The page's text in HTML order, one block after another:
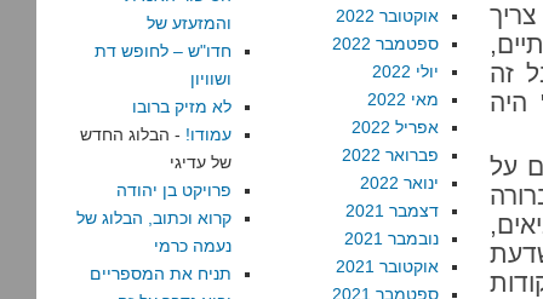
זה
היה
על
אוקטובר 2022
ספטמבר 2022
יולי 2022
מאי 2022
אפריל 2022
פברואר 2022
ינואר 2022
דצמבר 2021
נובמבר 2021
אוקטובר 2021
ספטמבר 2021
והמזעזע של
חדו"ש – לחופש דת
ושוויון
לא מזיק ברובו
עמודו! - הבלוג החדש
של עדיגי
פרויקט בן יהודה
קרוא וכתוב, הבלוג של
נעמה כרמי
תניח את המספריים